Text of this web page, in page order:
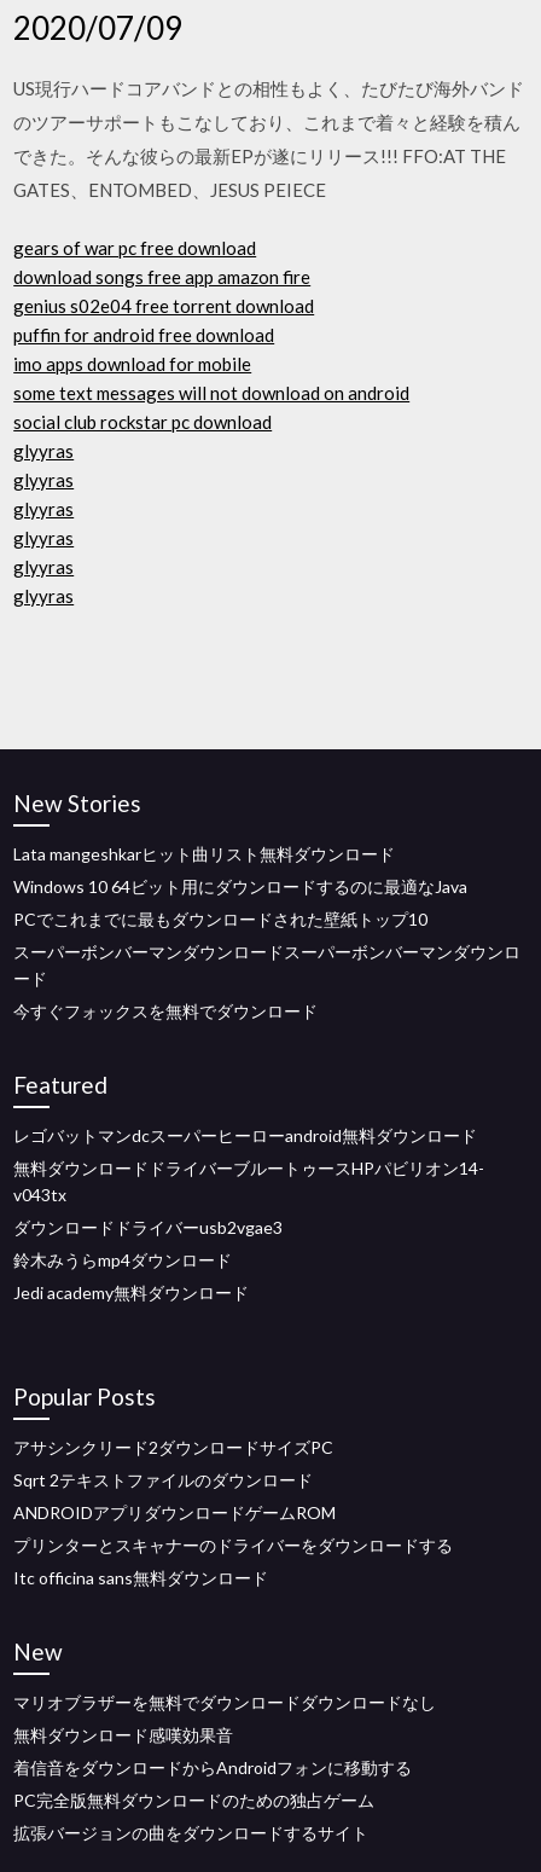
2020/07/09
US現行ハードコアバンドとの相性もよく、たびたび海外バンド
のツアーサポートもこなしており、これまで着々と経験を積ん
できた。そんな彼らの最新EPが遂にリリース!!! FFO:AT THE
GATES、ENTOMBED、JESUS PEIECE
gears of war pc free download
download songs free app amazon fire
genius s02e04 free torrent download
puffin for android free download
imo apps download for mobile
some text messages will not download on android
social club rockstar pc download
glyyras
glyyras
glyyras
glyyras
glyyras
glyyras
New Stories
Lata mangeshkarヒット曲リスト無料ダウンロード
Windows 10 64ビット用にダウンロードするのに最適なJava
PCでこれまでに最もダウンロードされた壁紙トップ10
スーパーボンバーマンダウンロードスーパーボンバーマンダウンロ
ード
今すぐフォックスを無料でダウンロード
Featured
レゴバットマンdcスーパーヒーローandroid無料ダウンロード
無料ダウンロードドライバーブルートゥースHPパビリオン14-
v043tx
ダウンロードドライバーusb2vgae3
鈴木みうらmp4ダウンロード
Jedi academy無料ダウンロード
Popular Posts
アサシンクリード2ダウンロードサイズPC
Sqrt 2テキストファイルのダウンロード
ANDROIDアプリダウンロードゲームROM
プリンターとスキャナーのドライバーをダウンロードする
Itc officina sans無料ダウンロード
New
マリオブラザーを無料でダウンロードダウンロードなし
無料ダウンロード感嘆効果音
着信音をダウンロードからAndroidフォンに移動する
PC完全版無料ダウンロードのための独占ゲーム
拡張バージョンの曲をダウンロードするサイト